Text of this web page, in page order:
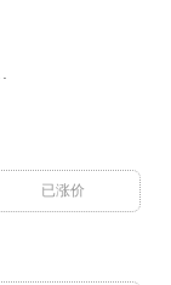
已涨价